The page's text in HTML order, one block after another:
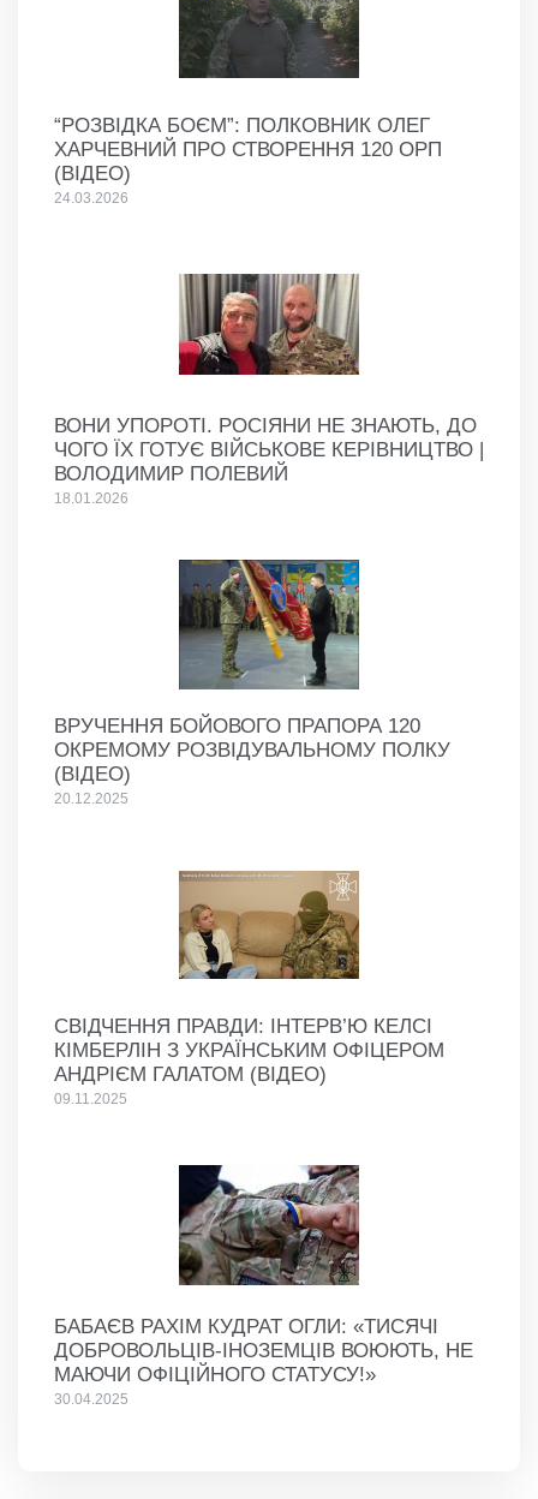
“РОЗВІДКА БОЄМ”: ПОЛКОВНИК ОЛЕГ
ХАРЧЕВНИЙ ПРО СТВОРЕННЯ 120 ОРП
(ВІДЕО)
24.03.2026
ВОНИ УПОРОТІ. РОСІЯНИ НЕ ЗНАЮТЬ, ДО
ЧОГО ЇХ ГОТУЄ ВІЙСЬКОВЕ КЕРІВНИЦТВО |
ВОЛОДИМИР ПОЛЕВИЙ
18.01.2026
ВРУЧЕННЯ БОЙОВОГО ПРАПОРА 120
ОКРЕМОМУ РОЗВІДУВАЛЬНОМУ ПОЛКУ
(ВІДЕО)
20.12.2025
СВІДЧЕННЯ ПРАВДИ: ІНТЕРВ’Ю КЕЛСІ
КІМБЕРЛІН З УКРАЇНСЬКИМ ОФІЦЕРОМ
АНДРІЄМ ГАЛАТОМ (ВІДЕО)
09.11.2025
БАБАЄВ РАХІМ КУДРАТ ОГЛИ: «ТИСЯЧІ
ДОБРОВОЛЬЦІВ-ІНОЗЕМЦІВ ВОЮЮТЬ, НЕ
МАЮЧИ ОФІЦІЙНОГО СТАТУСУ!»
30.04.2025